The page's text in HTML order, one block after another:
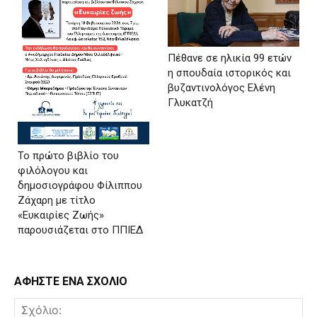
Το πρώτο βιβλίο του
φιλόλογου και
δημοσιογράφου Φίλιππου
Ζάχαρη με τίτλο
«Ευκαιρίες Ζωής»
παρουσιάζεται στο ΠΠΙΕΔ
Πέθανε σε ηλικία 99 ετών
η σπουδαία ιστορικός και
βυζαντινολόγος Ελένη
Γλυκατζή
ΑΦΗΣΤΕ ΕΝΑ ΣΧΟΛΙΟ